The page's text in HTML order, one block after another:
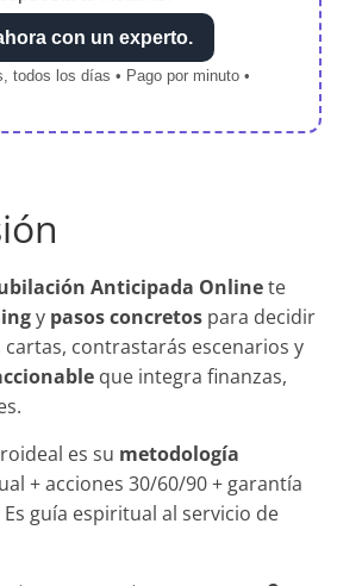
con un experto.
todos los días • Pago por minuto •
Anticipada Onlinete
y pasos concretos para decidir
cartas, contrastarás escenarios y
que integra finanzas,
es su metodología
+ acciones 30/60/90 + garantía
guía espiritual al servicio de